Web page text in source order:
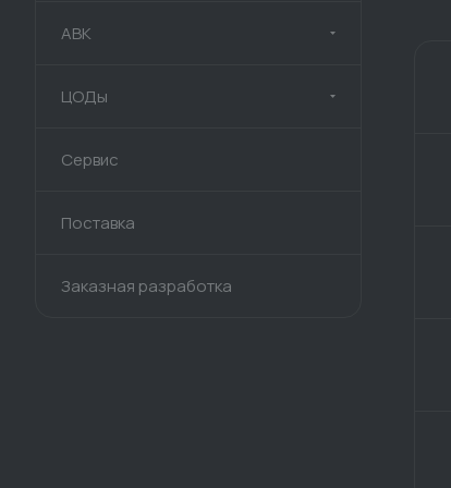
АВК
ЦОДы
Сервис
Поставка
Заказная разработка